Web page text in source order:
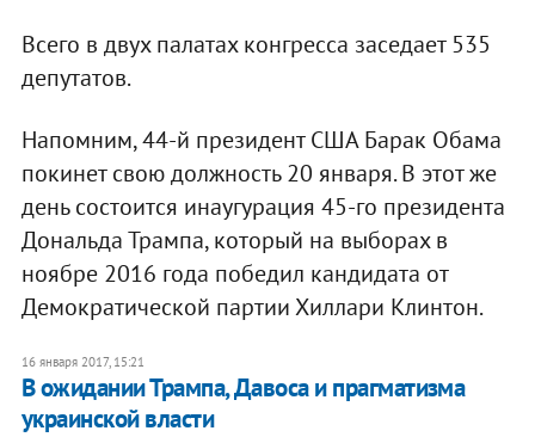
Всего в двух палатах конгресса заседает 535
депутатов.
Напомним, 44-й президент США Барак Обама
покинет свою должность 20 января. В этот же
день состоится инаугурация 45-го президента
Дональда Трампа, который на выборах в
ноябре 2016 года победил кандидата от
Демократической партии Хиллари Клинтон.
16 января 2017, 15:21
В ожидании Трампа, Давоса и прагматизма
украинской власти